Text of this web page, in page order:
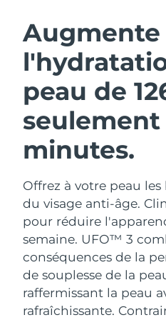
Augmente
peau de
seulement
minutes.
Offrez à votre peau
du visage anti-âge.
pour réduire
semaine. UFO™ 3
conséquences de la
de souplesse de la
raffermissant la peau
rafraîchissante.
Nettoyage du visage
LUNA™ 4
Anti-aging
LUNA™ 4
Massage, LED
LUNA™ 4
For men, anti-
BEAR™ 2
Microcurrent
BEAR™ 2
Microcurrent
BEAR™ 2
Microcurrent
UFO™ 3
Deep facial
UFO™ 3
Near-infrared
device
issa™ 4
Hybrid silicone
issa™ 4
Smart hybrid
FAQ™
Anti-âge
Autriche
Bahreïn
Belgique
Bermudes
Bosnie-Herzégovine
Brunei
Bulgarie
Canada
Chili